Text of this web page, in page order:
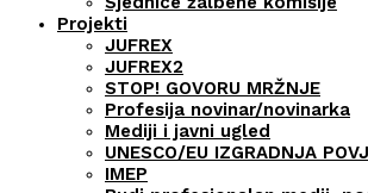
Projekti
JUFREX
JUFREX2
STOP! GOVORU MRŽNJE
Profesija novinar/novinarka
Mediji i javni ugled
UNESCO/EU IZGRADNJA
IMEP